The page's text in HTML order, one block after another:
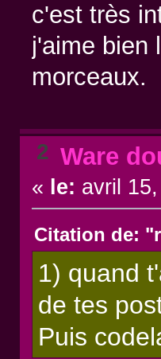
c'est très
j'aime bien
morceaux.
2 Ware
« le: avril
Citation de:
1) quand
de tes
Puis